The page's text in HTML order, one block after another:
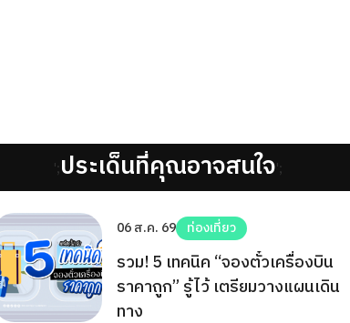
';ประเด็นที่คุณอาจสนใจ';
06 ส.ค. 69 ท่องเที่ยว
รวม! 5 เทคนิค “จองตั๋วเครื่องบิน
ราคาถูก” รู้ไว้ เตรียมวางแผนเดิน
ทาง